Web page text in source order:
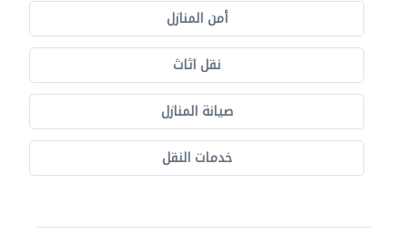
أمن المنازل
نقل اثاث
صيانة المنازل
خدمات النقل